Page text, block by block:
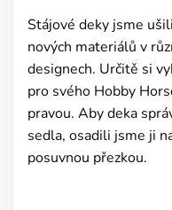
Stájové deky jsme
nových materiálů v
designech. Určitě si
pro svého Hobby
pravou. Aby deka
sedla, osadili jsme ji
posuvnou přezkou.